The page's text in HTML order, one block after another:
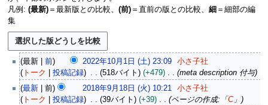
ョ
ン
に
動
凡例: (最新)＝最新版との比較、 (前)＝直前の版との比較、 細 ＝細部の編
集
最新 前 2022年10月1日 (土) 23:09
小さ子社
トーク
投稿記録 518バイト +479 meta description 付与
最新 前 2018年9月18日 (火) 10:21
小さ子社
トーク
投稿記録 39バイト +39 ページの作成:「C」